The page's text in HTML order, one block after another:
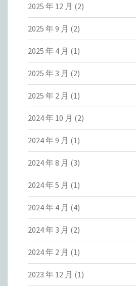
2025 年 12 月 (2)
2025 年 9 月 (2)
2025 年 4 月 (1)
2025 年 3 月 (2)
2025 年 2 月 (1)
2024 年 10 月 (2)
2024 年 9 月 (1)
2024 年 8 月 (3)
2024 年 5 月 (1)
2024 年 4 月 (4)
2024 年 3 月 (2)
2024 年 2 月 (1)
2023 年 12 月 (1)